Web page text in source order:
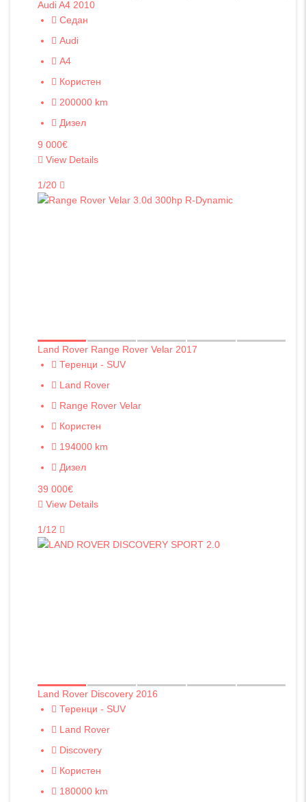
Audi A4 2010
Седан
Audi
A4
Користен
200000 km
Дизел
9 000€
View Details
1/20
Land Rover Range Rover Velar 2017
Теренци - SUV
Land Rover
Range Rover Velar
Користен
194000 km
Дизел
39 000€
View Details
1/12
Land Rover Discovery 2016
Теренци - SUV
Land Rover
Discovery
Користен
180000 km